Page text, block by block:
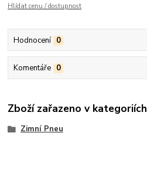
Hlídat cenu / dostupnost
Hodnocení 0
Komentáře 0
Zboží zařazeno v kategoriích
Zimní Pneu